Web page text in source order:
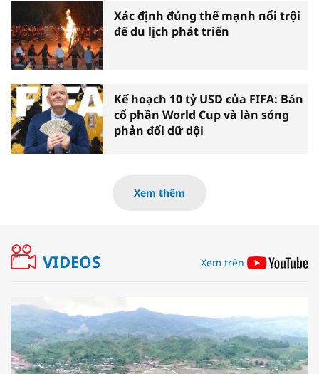
Xác định đúng thế mạnh nổi trội
để du lịch phát triển
Kế hoạch 10 tỷ USD của FIFA: Bán
cổ phần World Cup và làn sóng
phản đối dữ dội
Xem thêm
VIDEOS Xem trên